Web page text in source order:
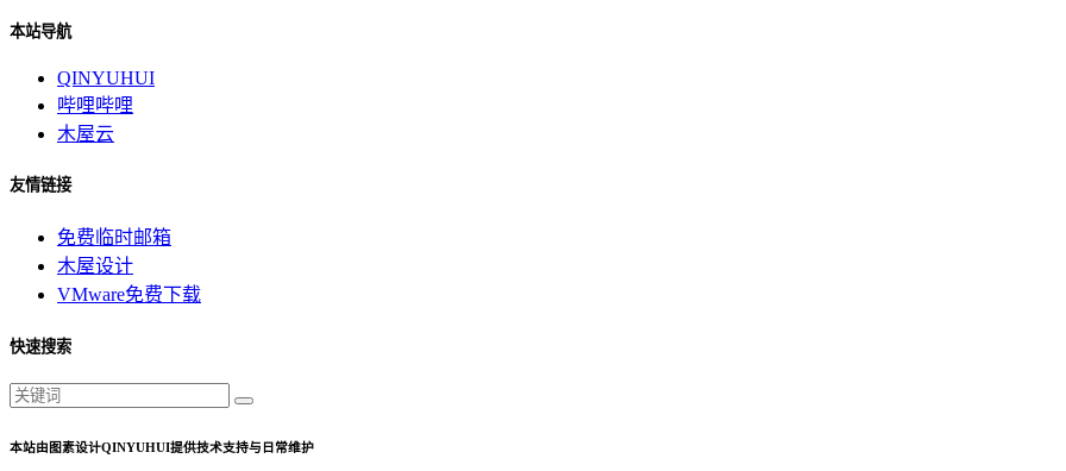
本站导航
QINYUHUI
哔哩哔哩
木屋云
友情链接
免费临时邮箱
木屋设计
VMware免费下载
快速搜索
本站由图素设计QINYUHUI提供技术支持与日常维护